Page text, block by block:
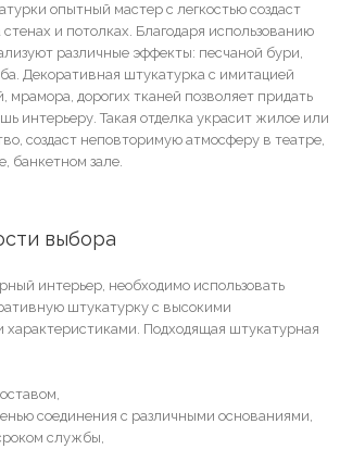
опытный мастер с легкостью создаст
и потолках. Благодаря использованию
различные эффекты: песчаной бури,
Декоративная штукатурка с имитацией
мрамора, дорогих тканей позволяет придать
интерьеру. Такая отделка украсит жилое или
создаст неповторимую атмосферу в театре,
банкетном зале.
выбора
интерьер, необходимо использовать
штукатурку с высокими
характеристиками. Подходящая штукатурная
соединения с различными основаниями,
службы,